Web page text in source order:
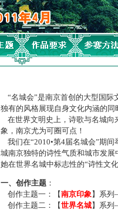
“名城会”是南京首创的大型国际
独有的风格展现自身文化内涵的
在世界文明史上，诗歌与名城向
象，南京尤为可圈可点！
我们在“2010•第4届名城会”期
城南京独特的诗性气质和城市发
她在世界名城中标志性的“诗性文
一、创作主题 ：
创作主题一：【南京印象】系
创作主题二：【世界名城】系